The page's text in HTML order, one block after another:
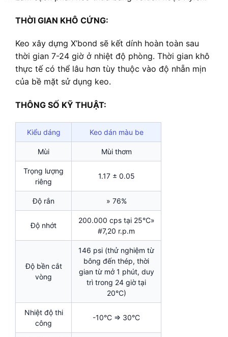
THỜI GIAN KHÔ CỨNG:
Keo xây dựng X’bond sẽ kết dính hoàn toàn sau
thời gian 7-24 giờ ở nhiệt độ phòng. Thời gian khô
thực tế có thể lâu hơn tùy thuộc vào độ nhẵn mịn
của bề mặt sử dụng keo.
THÔNG SỐ KỸ THUẬT:
Kiểu dáng Keo dán màu be
Mùi Mùi thơm
Trọng lượng
riêng
1.17 ± 0.05
Độ rắn » 76%
Độ nhớt
200.000 cps tại 25°C»
#7,20 r.p.m
Độ bền cắt
vòng
146 psi (thử nghiệm từ
bông đến thép, thời
gian từ mở 1 phút, duy
trì trong 24 giờ tại
20°C)
Nhiệt độ thi
công
-10°C => 30°C